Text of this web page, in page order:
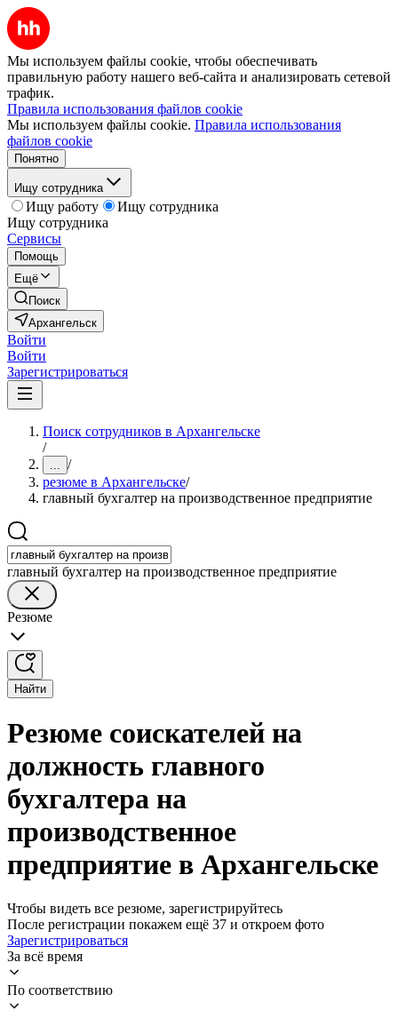
Мы используем файлы cookie, чтобы обеспечивать
правильную работу нашего веб-сайта и анализировать сетевой
трафик.
Правила использования файлов cookie
Мы используем файлы cookie. Правила использования
файлов cookie
Понятно
Ищу сотрудника
Ищу работу
Ищу сотрудника
Ищу сотрудника
Сервисы
Помощь
Ещё
Поиск
Архангельск
Войти
Войти
Зарегистрироваться
Поиск сотрудников в Архангельске
/
... /
резюме в Архангельске/
главный бухгалтер на производственное предприятие
главный бухгалтер на производственное предприятие
Резюме
Найти
Резюме соискателей на
должность главного
бухгалтера на
производственное
предприятие в Архангельске
Чтобы видеть все резюме, зарегистрируйтесь
После регистрации покажем ещё 37 и откроем фото
Зарегистрироваться
За всё время
По соответствию